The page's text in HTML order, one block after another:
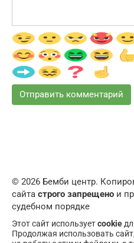
© 2026 Бемби центр.
сайта строго запрещено и
судебном порядке
Этот сайт используетcookie
Продолжая использовать